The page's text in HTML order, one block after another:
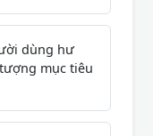
dùng hư
mục tiêu